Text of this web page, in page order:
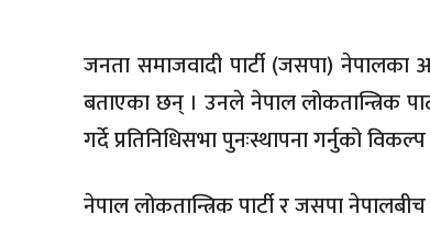
जनता समाजवादी पार्टी (जसपा) नेपालका
बताएका छन् । उनले नेपाल लोकतान्त्रिक
गर्दे प्रतिनिधिसभा पुनःस्थापना गर्नुको
नेपाल लोकतान्त्रिक पार्टी र जसपा